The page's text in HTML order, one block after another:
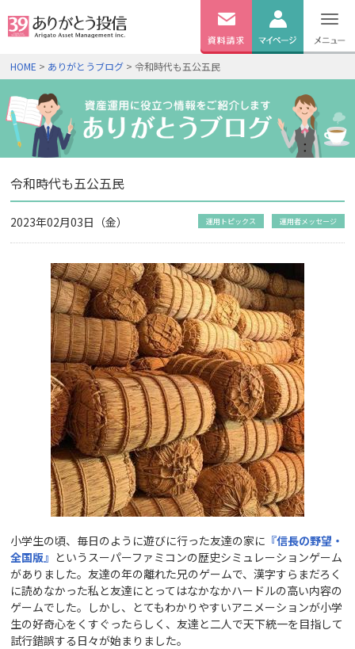
無料
請求
HOME > ありがとうブログ > 令和時代も五公五民
令和時代も五公五民
2023年02月03日（金） 運用トピックス 運用者メッセージ
小学生の頃、毎日のように遊びに行った友達の家に 『信長の野望 ・
全国版』 というスーパーファミコンの歴史シミュレーションゲーム
がありました。友達の年の離れた兄のゲームで、漢字すらまだろく
に読めなかった私と友達にとってはなかなかハードルの高い内容の
ゲームでした。しかし、とてもわかりやすいアニメーションが小学
生の好奇心をくすぐったらしく、友達と二人で天下統一を目指して
試行錯誤する日々が始まりました。